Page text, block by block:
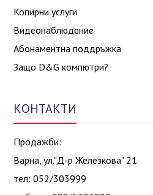
Копирни услуги
Видеонаблюдение
Абонаментна поддръжка
Защо D&G компютри?
КОНТАКТИ
Продажби:
Варна, ул."Д-р Железкова" 21
тел: 052/303999